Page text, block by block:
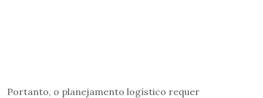
Portanto, o planejamento logístico requer